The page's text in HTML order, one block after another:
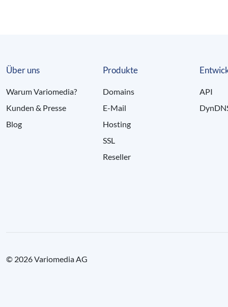
Über uns
Warum Variomedia?
Kunden & Presse
Blog
Produkte
Domains
E-Mail
Hosting
SSL
Reseller
API
© 2026 Variomedia AG